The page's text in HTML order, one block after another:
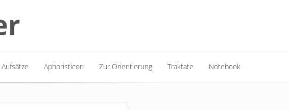
Aufsätze Aphoristicon Zur Orientierung Traktate Notebook